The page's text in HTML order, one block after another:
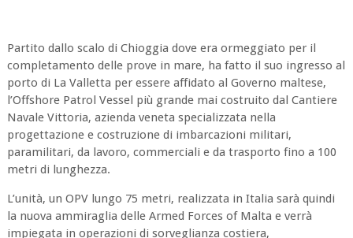
Partito dallo scalo di Chioggia dove era ormeggiato per il
completamento delle prove in mare, ha fatto il suo ingresso al
porto di La Valletta per essere affidato al Governo maltese,
l’Offshore Patrol Vessel più grande mai costruito dal Cantiere
Navale Vittoria, azienda veneta specializzata nella
progettazione e costruzione di imbarcazioni militari,
paramilitari, da lavoro, commerciali e da trasporto fino a 100
metri di lunghezza.
L’unità, un OPV lungo 75 metri, realizzata in Italia sarà quindi
la nuova ammiraglia delle Armed Forces of Malta e verrà
impiegata in operazioni di sorveglianza costiera,